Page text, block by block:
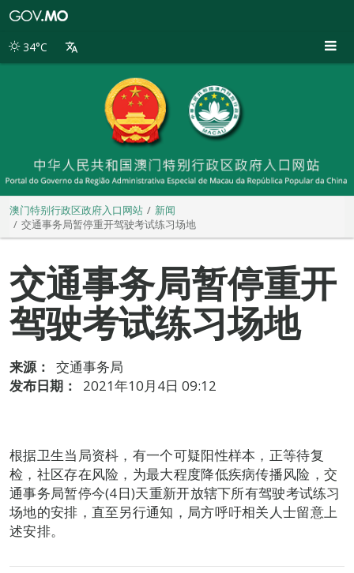
别
34°C
澳门特别行政区政府入口网站
新闻
交通事务局暂停重开驾驶考试练习场地
交通事务局暂停重开
驾驶考试练习场地
来源：
交通事务局
发布日期：
2021年10月4日 09:12
根据卫生当局资枓，有一个可疑阳性样本，正等待复
检，社区存在风险，为最大程度降低疾病传播风险，交
通事务局暂停今(4日)天重新开放辖下所有驾驶考试练习
场地的安排，直至另行通知，局方呼吁相关人士留意上
述安排。